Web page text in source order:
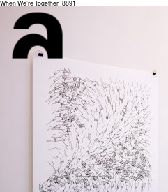
When We’re Together_8891